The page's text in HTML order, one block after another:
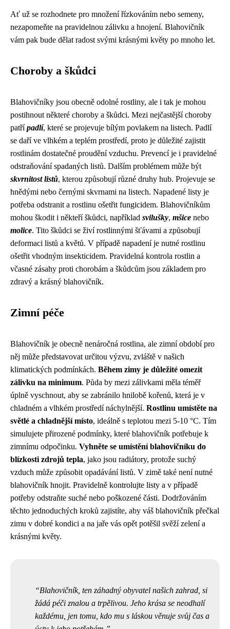
Ať už se rozhodnete pro množení řízkováním nebo semeny,
nezapomeňte na pravidelnou zálivku a hnojení. Blahovičník
vám pak bude dělat radost svými krásnými květy po mnoho let.
Choroby a škůdci
Blahovičníky jsou obecně odolné rostliny, ale i tak je mohou
postihnout některé choroby a škůdci. Mezi nejčastější choroby
patřípadlí, které se projevuje bílým povlakem na listech. Padlí
se daří ve vlhkém a teplém prostředí, proto je důležité zajistit
rostlinám dostatečné proudění vzduchu. Prevencí je i pravidelné
odstraňování spadaných listů. Dalším problémem může být
skvrnitost listů, kterou způsobují různé druhy hub. Projevuje se
hnědými nebo černými skvrnami na listech. Napadené listy je
potřeba odstranit a rostlinu ošetřit fungicidem. Blahovičníkům
mohou škodit i někteří škůdci, například svilušky, mšice nebo
molice. Tito škůdci se živí rostlinnými šťávami a způsobují
deformaci listů a květů. V případě napadení je nutné rostlinu
ošetřit vhodným insekticidem. Pravidelná kontrola rostlin a
včasné zásahy proti chorobám a škůdcům jsou základem pro
zdravý a krásný blahovičník.
Zimní péče
Blahovičník je obecně nenáročná rostlina, ale zimní období pro
něj může představovat určitou výzvu, zvláště v našich
klimatických podmínkách. Během zimy je důležité omezit
zálivku na minimum. Půda by mezi zálivkami měla téměř
úplně vyschnout, aby se zabránilo hnilobě kořenů, která je v
chladném a vlhkém prostředí náchylnější. Rostlinu umístěte na
světlé a chladnější místo, ideálně s teplotou mezi 5-10 °C. Tím
simulujete přirozené podmínky, které blahovičník potřebuje k
zimnímu odpočinku. Vyhněte se umístění blahovičníku do
blízkosti zdrojů tepla, jako jsou radiátory, protože suchý
vzduch může způsobit opadávání listů. V zimě také není nutné
blahovičník hnojit. Pravidelně kontrolujte listy a v případě
potřeby odstraňte suché nebo poškozené části. Dodržováním
těchto jednoduchých kroků zajistíte, aby váš blahovičník přečkal
zimu v dobré kondici a na jaře vás opět potěšil svěží zelení a
krásnými květy.
Blahovičník, ten záhadný obyvatel našich zahrad, si
žádá péči znalou a trpělivou. Jeho krása se neodhalí
každému, jen tomu, kdo mu s láskou věnuje svůj čas a